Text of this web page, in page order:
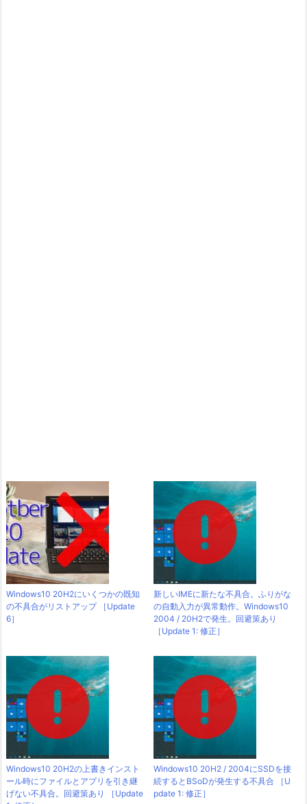
Windows10 20H2にいくつかの既知
の不具合がリストアップ ［Update
6］
新しいIMEに新たな不具合。ふりがな
の自動入力が異常動作。Windows10
2004 / 20H2で発生。回避策あり
［Update 1: 修正］
Windows10 20H2の上書きインスト
ール時にファイルとアプリを引き継
げない不具合。回避策あり ［Update
Windows10 20H2 / 2004にSSDを接
続するとBSoDが発生する不具合 ［U
pdate 1: 修正］